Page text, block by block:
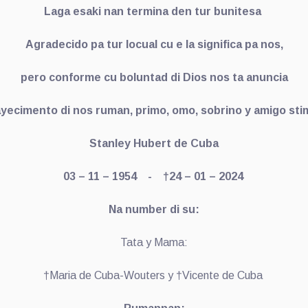
Laga esaki nan termina den tur bunitesa
Agradecido pa tur locual cu e la significa pa nos,
pero conforme cu boluntad di Dios nos ta anuncia
di nos ruman, primo, omo, sobrino y amigo
Stanley Hubert de Cuba
03 – 11 – 1954 - †24 – 01 – 2024
Na number di su:
Tata y Mama:
†Maria de Cuba-Wouters y †Vicente de Cuba